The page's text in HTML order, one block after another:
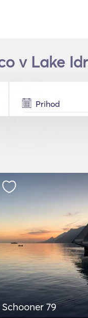
v Lake
Schooner 79